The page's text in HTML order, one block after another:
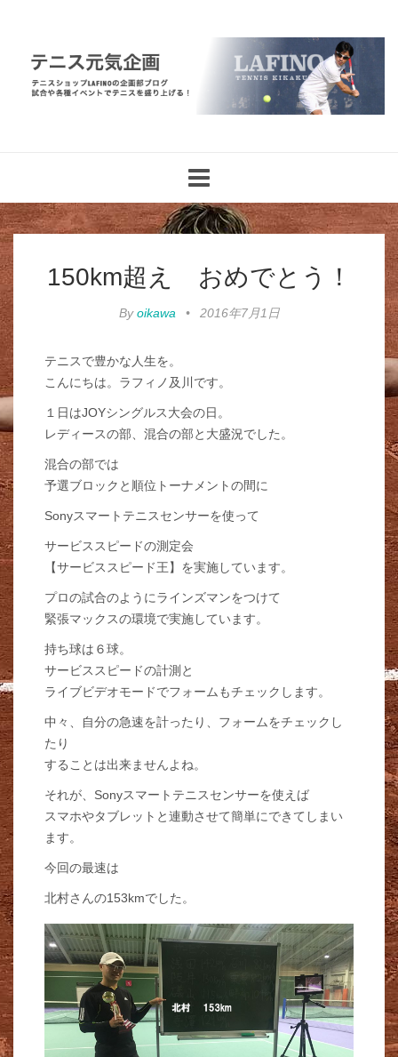
navigation
150km超え おめでとう！
Byoikawa • 2016年7月1日
テニスで豊かな人生を。
こんにちは。ラフィノ及川です。
１日はJOYシングルス大会の日。
レディースの部、混合の部と大盛況でした。
混合の部では
予選ブロックと順位トーナメントの間に
Sonyスマートテニスセンサーを使って
サービススピードの測定会
【サービススピード王】を実施しています。
プロの試合のようにラインズマンをつけて
緊張マックスの環境で実施しています。
持ち球は６球。
サービススピードの計測と
ライブビデオモードでフォームもチェックします。
中々、自分の急速を計ったり、フォームをチェックし
たり
することは出来ませんよね。
それが、Sonyスマートテニスセンサーを使えば
スマホやタブレットと連動させて簡単にできてしまい
ます。
今回の最速は
北村さんの153kmでした。